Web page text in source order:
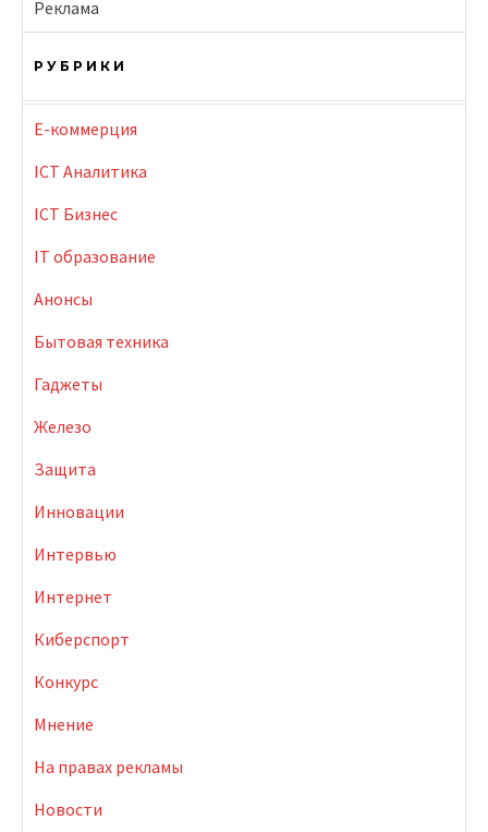
Реклама
РУБРИКИ
E-коммерция
ICT Аналитика
ICT Бизнес
IT образование
Анонсы
Бытовая техника
Гаджеты
Железо
Защита
Инновации
Интервью
Интернет
Киберспорт
Конкурс
Мнение
На правах рекламы
Новости